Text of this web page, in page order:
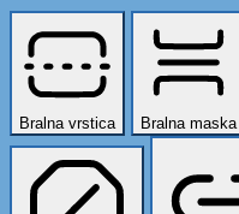
Bralna vrstica Bralna maska